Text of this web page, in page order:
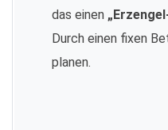
das einen
Durch einen fixen
planen.